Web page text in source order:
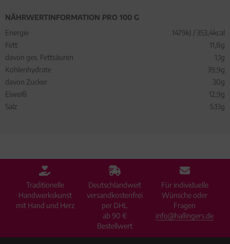
NÄHRWERTINFORMATION PRO 100 G
Energie
1479kJ / 353,4kcal
Fett
11,8g
davon ges. Fettsäuren
1,1g
Kohlenhydrate
39,9g
davon Zucker
30g
Eiweiß
12,9g
Salz
5,13g
Traditionelle
Handwerkskunst
mit Hand und Herz
Deutschlandweit
versandkostenfrei
per DHL
ab 90 €
Bestellwert
Für individuelle
Wünsche oder
Fragen
info@hallingers.de